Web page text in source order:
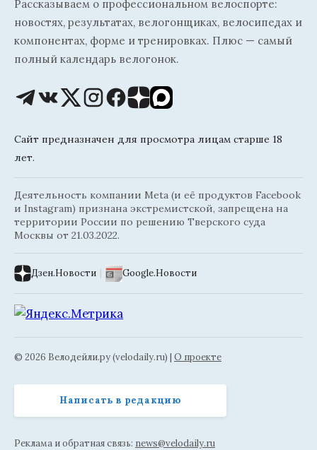
Рассказываем о профессиональном велоспорте:
новостях, результатах, велогонщиках, велосипедах и
компонентах, форме и тренировках. Плюс — самый
полный календарь велогонок.
Сайт предназначен для просмотра лицам старше 18
лет.
Деятельность компании Meta (и её продуктов Facebook
и Instagram) признана экстремистской, запрещена на
территории России по решению Тверского суда
Москвы от 21.03.2022.
Дзен.Новости | Google.Новости
© 2026 Велодейли.ру (velodaily.ru) | О проекте
Написать в редакцию
Реклама и обратная связь: news@velodaily.ru